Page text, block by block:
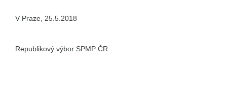
V Praze, 25.5.2018
Republikový výbor SPMP ČR